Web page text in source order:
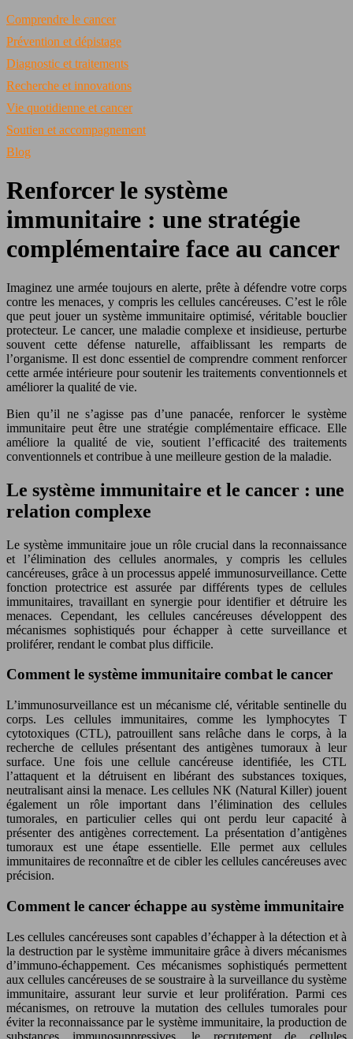
Comprendre le cancer
Prévention et dépistage
Diagnostic et traitements
Recherche et innovations
Vie quotidienne et cancer
Soutien et accompagnement
Blog
Renforcer le système
immunitaire : une stratégie
complémentaire face au cancer
Imaginez une armée toujours en alerte, prête à défendre votre corps
contre les menaces, y compris les cellules cancéreuses. C’est le rôle
que peut jouer un système immunitaire optimisé, véritable bouclier
protecteur. Le cancer, une maladie complexe et insidieuse, perturbe
souvent cette défense naturelle, affaiblissant les remparts de
l’organisme. Il est donc essentiel de comprendre comment renforcer
cette armée intérieure pour soutenir les traitements conventionnels et
améliorer la qualité de vie.
Bien qu’il ne s’agisse pas d’une panacée, renforcer le système
immunitaire peut être une stratégie complémentaire efficace. Elle
améliore la qualité de vie, soutient l’efficacité des traitements
conventionnels et contribue à une meilleure gestion de la maladie.
Le système immunitaire et le cancer : une
relation complexe
Le système immunitaire joue un rôle crucial dans la reconnaissance
et l’élimination des cellules anormales, y compris les cellules
cancéreuses, grâce à un processus appelé immunosurveillance. Cette
fonction protectrice est assurée par différents types de cellules
immunitaires, travaillant en synergie pour identifier et détruire les
menaces. Cependant, les cellules cancéreuses développent des
mécanismes sophistiqués pour échapper à cette surveillance et
proliférer, rendant le combat plus difficile.
Comment le système immunitaire combat le cancer
L’immunosurveillance est un mécanisme clé, véritable sentinelle du
corps. Les cellules immunitaires, comme les lymphocytes T
cytotoxiques (CTL), patrouillent sans relâche dans le corps, à la
recherche de cellules présentant des antigènes tumoraux à leur
surface. Une fois une cellule cancéreuse identifiée, les CTL
l’attaquent et la détruisent en libérant des substances toxiques,
neutralisant ainsi la menace. Les cellules NK (Natural Killer) jouent
également un rôle important dans l’élimination des cellules
tumorales, en particulier celles qui ont perdu leur capacité à
présenter des antigènes correctement. La présentation d’antigènes
tumoraux est une étape essentielle. Elle permet aux cellules
immunitaires de reconnaître et de cibler les cellules cancéreuses avec
précision.
Comment le cancer échappe au système immunitaire
Les cellules cancéreuses sont capables d’échapper à la détection et à
la destruction par le système immunitaire grâce à divers mécanismes
d’immuno-échappement. Ces mécanismes sophistiqués permettent
aux cellules cancéreuses de se soustraire à la surveillance du système
immunitaire, assurant leur survie et leur prolifération. Parmi ces
mécanismes, on retrouve la mutation des cellules tumorales pour
éviter la reconnaissance par le système immunitaire, la production de
substances immunosuppressives, le recrutement de cellules